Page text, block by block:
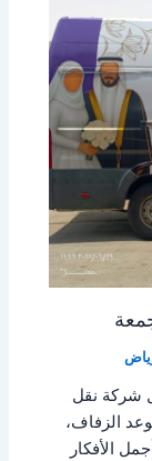
شركة نقل
الزفاف،
الأفكار